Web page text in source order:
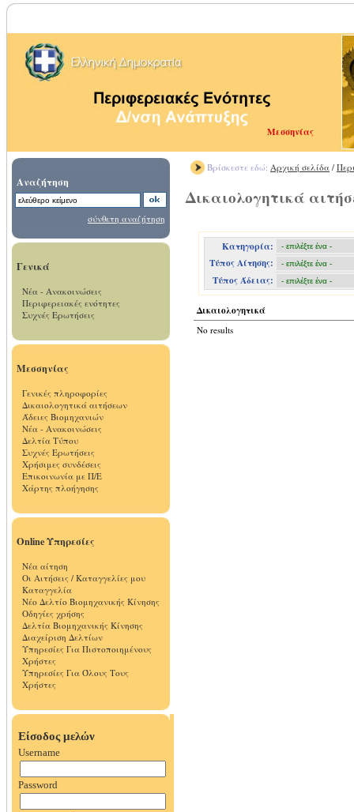
Μεσσηνίας
Αναζήτηση
σύνθετη αναζήτηση
Γενικά
Νέα - Ανακοινώσεις
Περιφερειακές ενότητες
Συχνές Ερωτήσεις
Μεσσηνίας
Γενικές πληροφορίες
Δικαιολογητικά αιτήσεων
Άδειες Βιομηχανιών
Νέα - Ανακοινώσεις
Δελτία Τύπου
Συχνές Ερωτήσεις
Χρήσιμες συνδέσεις
Επικοινωνία με Π/Ε
Χάρτης πλοήγησης
Online Υπηρεσίες
Νέα αίτηση
Οι Αιτήσεις / Καταγγελίες μου
Καταγγελία
Νέο Δελτίο Βιομηχανικής Κίνησης
Οδηγίες χρήσης
Δελτία Βιομηχανικής Κίνησης
Διαχείριση Δελτίων
Υπηρεσίες Για Πιστοποιημένους
Χρήστες
Υπηρεσίες Για Όλους Τους
Χρήστες
Βρίσκεστε εδώ: Αρχική σελίδα /
Δικαιολογητικά
Κατηγορία:
Τύπος Αίτησης:
Τύπος Άδειας:
Δικαιολογητικά
No results